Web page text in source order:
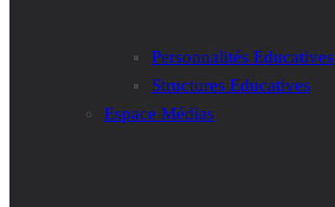
Personnalités Educatives
Structures Educatives
Espace Médias